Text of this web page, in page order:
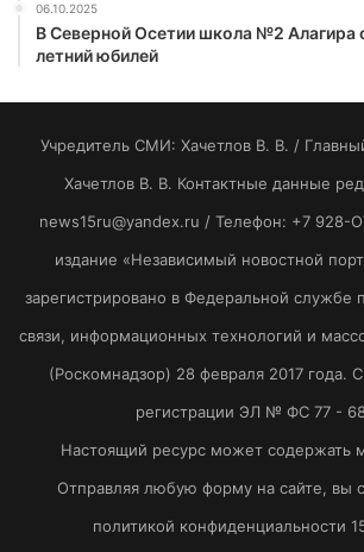
06.10.2025
В Северной Осетии школа №2 Алагира
летний юбилей
Учредитель СМИ: Хaчeтлoв B. B. /
Хaчeтлoв B. B. Контактные данные
news15ru@yandex.ru / Телефон: +7 928-
издание «Независимый новостной
зарегистрировано в Федеральной службе
связи, информационных технологий и
(Роскомнадзор) 28 февраля 2017 года.
регистрации ЭЛ № ФС 77 -
Настоящий ресурс может содержать
Отправляя любую форму на сайте, вы
политикой конфиденциальности